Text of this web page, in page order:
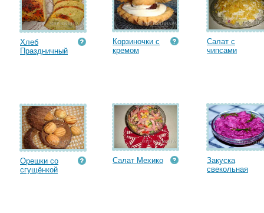
Хлеб
Праздничный
Корзиночки с
кремом
Салат с
чипсами
Орешки со
сгущёнкой
Салат Мехико
Закуска
свекольная